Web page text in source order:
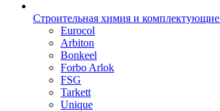
Строительная химия и комплектующие
Eurocol
Arbiton
Bonkeel
Forbo Arlok
FSG
Tarkett
Unique